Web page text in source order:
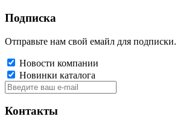
Подписка
Отправьте нам свой емайл для подписки.
Новости компании
Новинки каталога
Контакты